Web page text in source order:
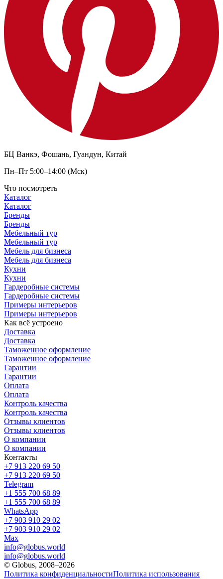
БЦ Ванкэ, Фошань, Гуандун, Китай
Пн–Пт 5:00–14:00 (Мск)
Что посмотреть
Каталог
Каталог
Бренды
Бренды
Мебельный тур
Мебельный тур
Мебель для бизнеса
Мебель для бизнеса
Кухни
Кухни
Гардеробные системы
Гардеробные системы
Примеры интерьеров
Примеры интерьеров
Как всё устроено
Доставка
Доставка
Таможенное оформление
Таможенное оформление
Гарантии
Гарантии
Оплата
Оплата
Контроль качества
Контроль качества
Отзывы клиентов
Отзывы клиентов
О компании
О компании
Контакты
+7 913 220 69 50
+7 913 220 69 50
Telegram
+1 555 700 68 89
+1 555 700 68 89
WhatsApp
+7 903 910 29 02
+7 903 910 29 02
Max
info@globus.world
info@globus.world
© Globus, 2008–2026
Политика конфиденциальностиПолитика использования